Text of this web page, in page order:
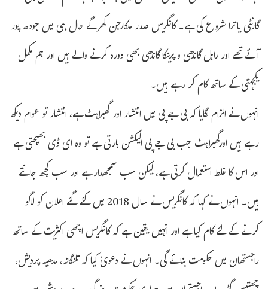
گارنٹی یاترا شروع کی ہے۔ کانگریس صدر ملکارجن کھرگے حال ہی میں جودھ پور
آئے تھے اور راہل گاندھی و پرینکا گاندھی بھی دورہ کرنے والے ہیں اور ہم مکمل
یکجہتی کے ساتھ کام کر رہے ہیں۔
انہوں نے الزام لگایا کہ بی جے پی میں انتشار اور گھبراہٹ ہے، انتشار تو عوام دیکھ
رہے ہیں اورگھبراہٹ جب بی جے پی الیکشن ہارتی ہے تو وہ ای ڈی بھیجتی ہے
اور اس کا غلط استعمال کرتی ہے، لیکن سب سمجھدار ہے اور سب کچھ جانتے
ہیں۔ انہوں نے کہا کہ کانگریس نے سال 2018 میں کئے گئے اعلان کو لاگو
کرنے کے لئے کام کیا ہے اور انہیں یقین ہے کہ کانگریس اچھی اکثریت کے ساتھ
راجستھان میں حکومت بنائے گی۔ انہوں نے دعویٰ کیا کہ تلنگانہ، مدھیہ پردیش،